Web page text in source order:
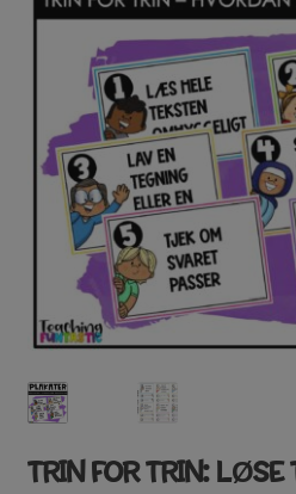
TRIN FOR TRIN: LØSE